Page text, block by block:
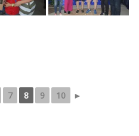
7 8 9 10 ►